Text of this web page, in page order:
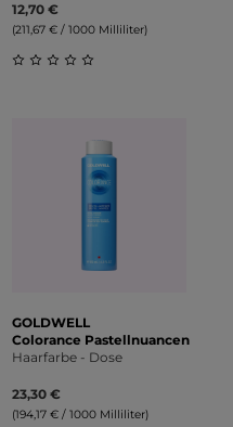
12,70 €
(211,67 € / 1000 Milliliter)
GOLDWELL
Colorance Pastellnuancen
Haarfarbe - Dose
23,30 €
(194,17 € / 1000 Milliliter)